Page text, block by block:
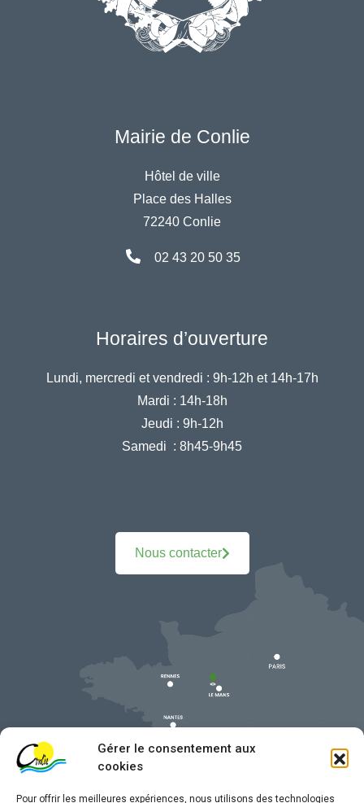
Gérer le consentement aux
cookies
Pour offrir les meilleures expériences, nous utilisons des technologies
Mairie de Conlie
Hôtel de ville
Place des Halles
72240 Conlie
02 43 20 50 35
Horaires d’ouverture
Lundi, mercredi et vendredi : 9h-12h et 14h-17h
Mardi : 14h-18h
Jeudi : 9h-12h
Samedi : 8h45-9h45
Nous contacter